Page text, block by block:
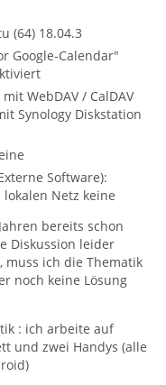
(64) 18.04.3
Google-Calendar"
WebDAV / CalDAV
Synology Diskstation
Software):
Netz keine
bereits schon
Diskussion leider
ich die Thematik
noch keine Lösung
: ich arbeite auf
und zwei Handys (alle